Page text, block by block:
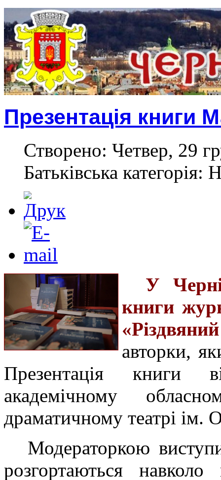
Презентація книги
Створено: Четвер, 29
Батьківська категорія:
У
книги
авторки,
Презентація книги
академічному
драматичному театрі ім.
Модераторкою
розгортаються